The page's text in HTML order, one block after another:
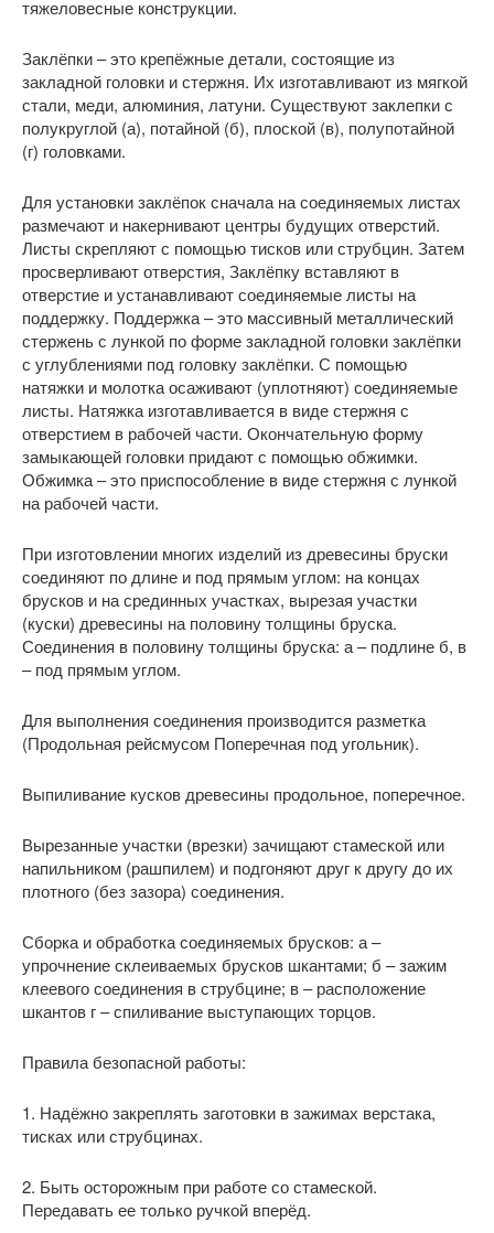
тяжеловесные конструкции.
Заклёпки – это крепёжные детали, состоящие из
закладной головки и стержня. Их изготавливают из мягкой
стали, меди, алюминия, латуни. Существуют заклепки с
полукруглой (а), потайной (б), плоской (в), полупотайной
(г) головками.
Для установки заклёпок сначала на соединяемых листах
размечают и накернивают центры будущих отверстий.
Листы скрепляют с помощью тисков или струбцин. Затем
просверливают отверстия, Заклёпку вставляют в
отверстие и устанавливают соединяемые листы на
поддержку. Поддержка – это массивный металлический
стержень с лункой по форме закладной головки заклёпки
с углублениями под головку заклёпки. С помощью
натяжки и молотка осаживают (уплотняют) соединяемые
листы. Натяжка изготавливается в виде стержня с
отверстием в рабочей части. Окончательную форму
замыкающей головки придают с помощью обжимки.
Обжимка – это приспособление в виде стержня с лункой
на рабочей части.
При изготовлении многих изделий из древесины бруски
соединяют по длине и под прямым углом: на концах
брусков и на срединных участках, вырезая участки
(куски) древесины на половину толщины бруска.
Соединения в половину толщины бруска: а – подлине б, в
– под прямым углом.
Для выполнения соединения производится разметка
(Продольная рейсмусом Поперечная под угольник).
Выпиливание кусков древесины продольное, поперечное.
Вырезанные участки (врезки) зачищают стамеской или
напильником (рашпилем) и подгоняют друг к другу до их
плотного (без зазора) соединения.
Сборка и обработка соединяемых брусков: а –
упрочнение склеиваемых брусков шкантами; б – зажим
клеевого соединения в струбцине; в – расположение
шкантов г – спиливание выступающих торцов.
Правила безопасной работы:
1. Надёжно закреплять заготовки в зажимах верстака,
тисках или струбцинах.
2. Быть осторожным при работе со стамеской.
Передавать ее только ручкой вперёд.